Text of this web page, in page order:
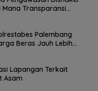
Mana Transparansi
Palembang
Beras Jauh Lebih
Lapangan Terkait
Asam